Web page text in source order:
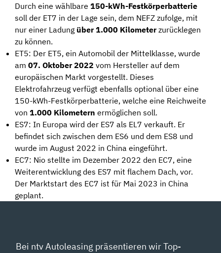
Durch eine wählbare 150-kWh-Festkörperbatterie
soll der ET7 in der Lage sein, dem NEFZ zufolge, mit
nur einer Ladung über 1.000 Kilometerzurücklegen
zu können.
ET5: Der ET5, ein Automobil der Mittelklasse, wurde
am 07. Oktober 2022 vom Hersteller auf dem
europäischen Markt vorgestellt. Dieses
Elektrofahrzeug verfügt ebenfalls optional über eine
150-kWh-Festkörperbatterie, welche eine Reichweite
von 1.000 Kilometern ermöglichen soll.
ES7: In Europa wird der ES7 als EL7 verkauft. Er
befindet sich zwischen dem ES6 und dem ES8 und
wurde im August 2022 in China eingeführt.
EC7: Nio stellte im Dezember 2022 den EC7, eine
Weiterentwicklung des ES7 mit flachem Dach, vor.
Der Marktstart des EC7 ist für Mai 2023 in China
geplant.
Bei ntv Autoleasing präsentieren wir Top-